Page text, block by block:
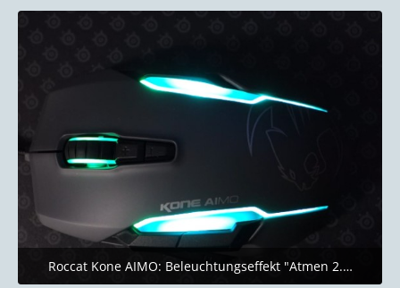
Roccat Kone AIMO: Beleuchtungseffekt "Atmen 2.0"
8. September 2018 um 14:05